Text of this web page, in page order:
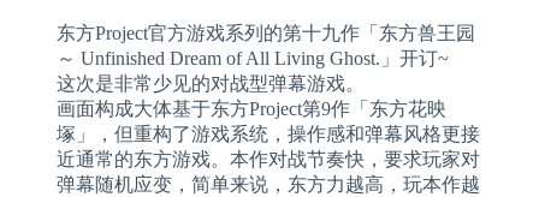
东方Project官方游戏系列的第十九作「东方兽王园
～ Unfinished Dream of All Living Ghost.」开订~
这次是非常少见的对战型弹幕游戏。
画面构成大体基于东方Project第9作「东方花映
塚」，但重构了游戏系统，操作感和弹幕风格更接
近通常的东方游戏。本作对战节奏快，要求玩家对
弹幕随机应变，简单来说，东方力越高，玩本作越